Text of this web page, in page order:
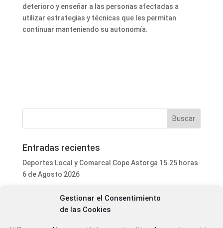
Gestionar el Consentimiento
de las Cookies
deterioro y enseñar a las personas afectadas a
utilizar estrategias y técnicas que les permitan
continuar manteniendo su autonomía.
Entradas recientes
Deportes Local y Comarcal Cope Astorga 15.25 horas
6 de Agosto 2026